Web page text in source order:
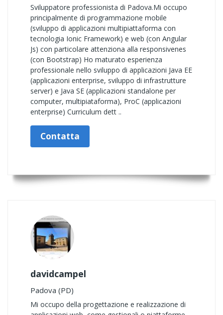
Sviluppatore professionista di Padova.Mi occupo
principalmente di programmazione mobile
(sviluppo di applicazioni multipiattaforma con
tecnologia Ionic Framework) e web (con Angular
Js) con particolare attenziona alla responsivenes
(con Bootstrap) Ho maturato esperienza
professionale nello sviluppo di applicazioni Java EE
(applicazioni enterprise, sviluppo di infrastrutture
server) e Java SE (applicazioni standalone per
computer, multipiataforma), ProC (applicazioni
enterprise) Curriculum dett ..
Contatta
davidcampel
Padova (PD)
Mi occupo della progettazione e realizzazione di